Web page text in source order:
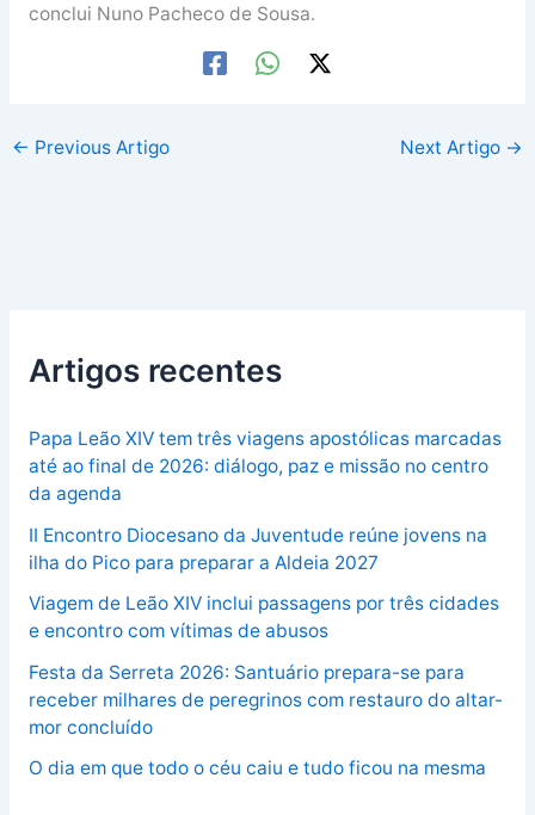
conclui Nuno Pacheco de Sousa.
← Previous Artigo Next Artigo →
Artigos recentes
Papa Leão XIV tem três viagens apostólicas marcadas
até ao final de 2026: diálogo, paz e missão no centro
da agenda
II Encontro Diocesano da Juventude reúne jovens na
ilha do Pico para preparar a Aldeia 2027
Viagem de Leão XIV inclui passagens por três cidades
e encontro com vítimas de abusos
Festa da Serreta 2026: Santuário prepara-se para
receber milhares de peregrinos com restauro do altar-
mor concluído
O dia em que todo o céu caiu e tudo ficou na mesma